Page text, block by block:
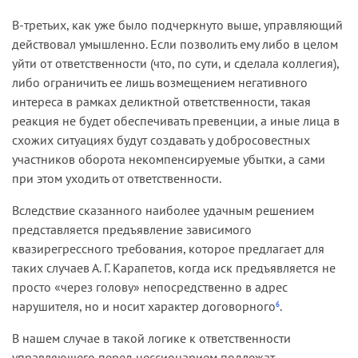
В-третьих, как уже было подчеркнуто выше, управляющий
действовал умышленно. Если позволить ему либо в целом
уйти от ответственности (что, по сути, и сделала коллегия),
либо ограничить ее лишь возмещением негативного
интереса в рамках деликтной ответственности, такая
реакция не будет обеспечивать превенции, а иные лица в
схожих ситуациях будут создавать у добросовестных
участников оборота некомпенсируемые убытки, а сами
при этом уходить от ответственности.
Вследствие сказанного наиболее удачным решением
представляется предъявление зависимого
квазирегрессного требования, которое предлагает для
таких случаев А. Г. Карапетов, когда иск предъявляется не
просто «через голову» непосредственно в адрес
нарушителя, но и носит характер договорного6.
В нашем случае в такой логике к ответственности